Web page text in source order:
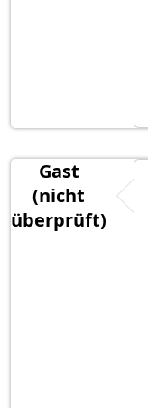
Gast
(nicht
überprüft)